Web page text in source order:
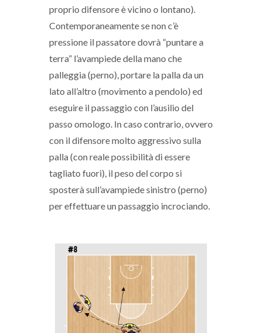
proprio difensore è vicino o lontano).
Contemporaneamente se non c’è
pressione il passatore dovrà “puntare a
terra” l’avampiede della mano che
palleggia (perno), portare la palla da un
lato all’altro (movimento a pendolo) ed
eseguire il passaggio con l’ausilio del
passo omologo. In caso contrario, ovvero
con il difensore molto aggressivo sulla
palla (con reale possibilità di essere
tagliato fuori), il peso del corpo si
sposterà sull’avampiede sinistro (perno)
per effettuare un passaggio incrociando.